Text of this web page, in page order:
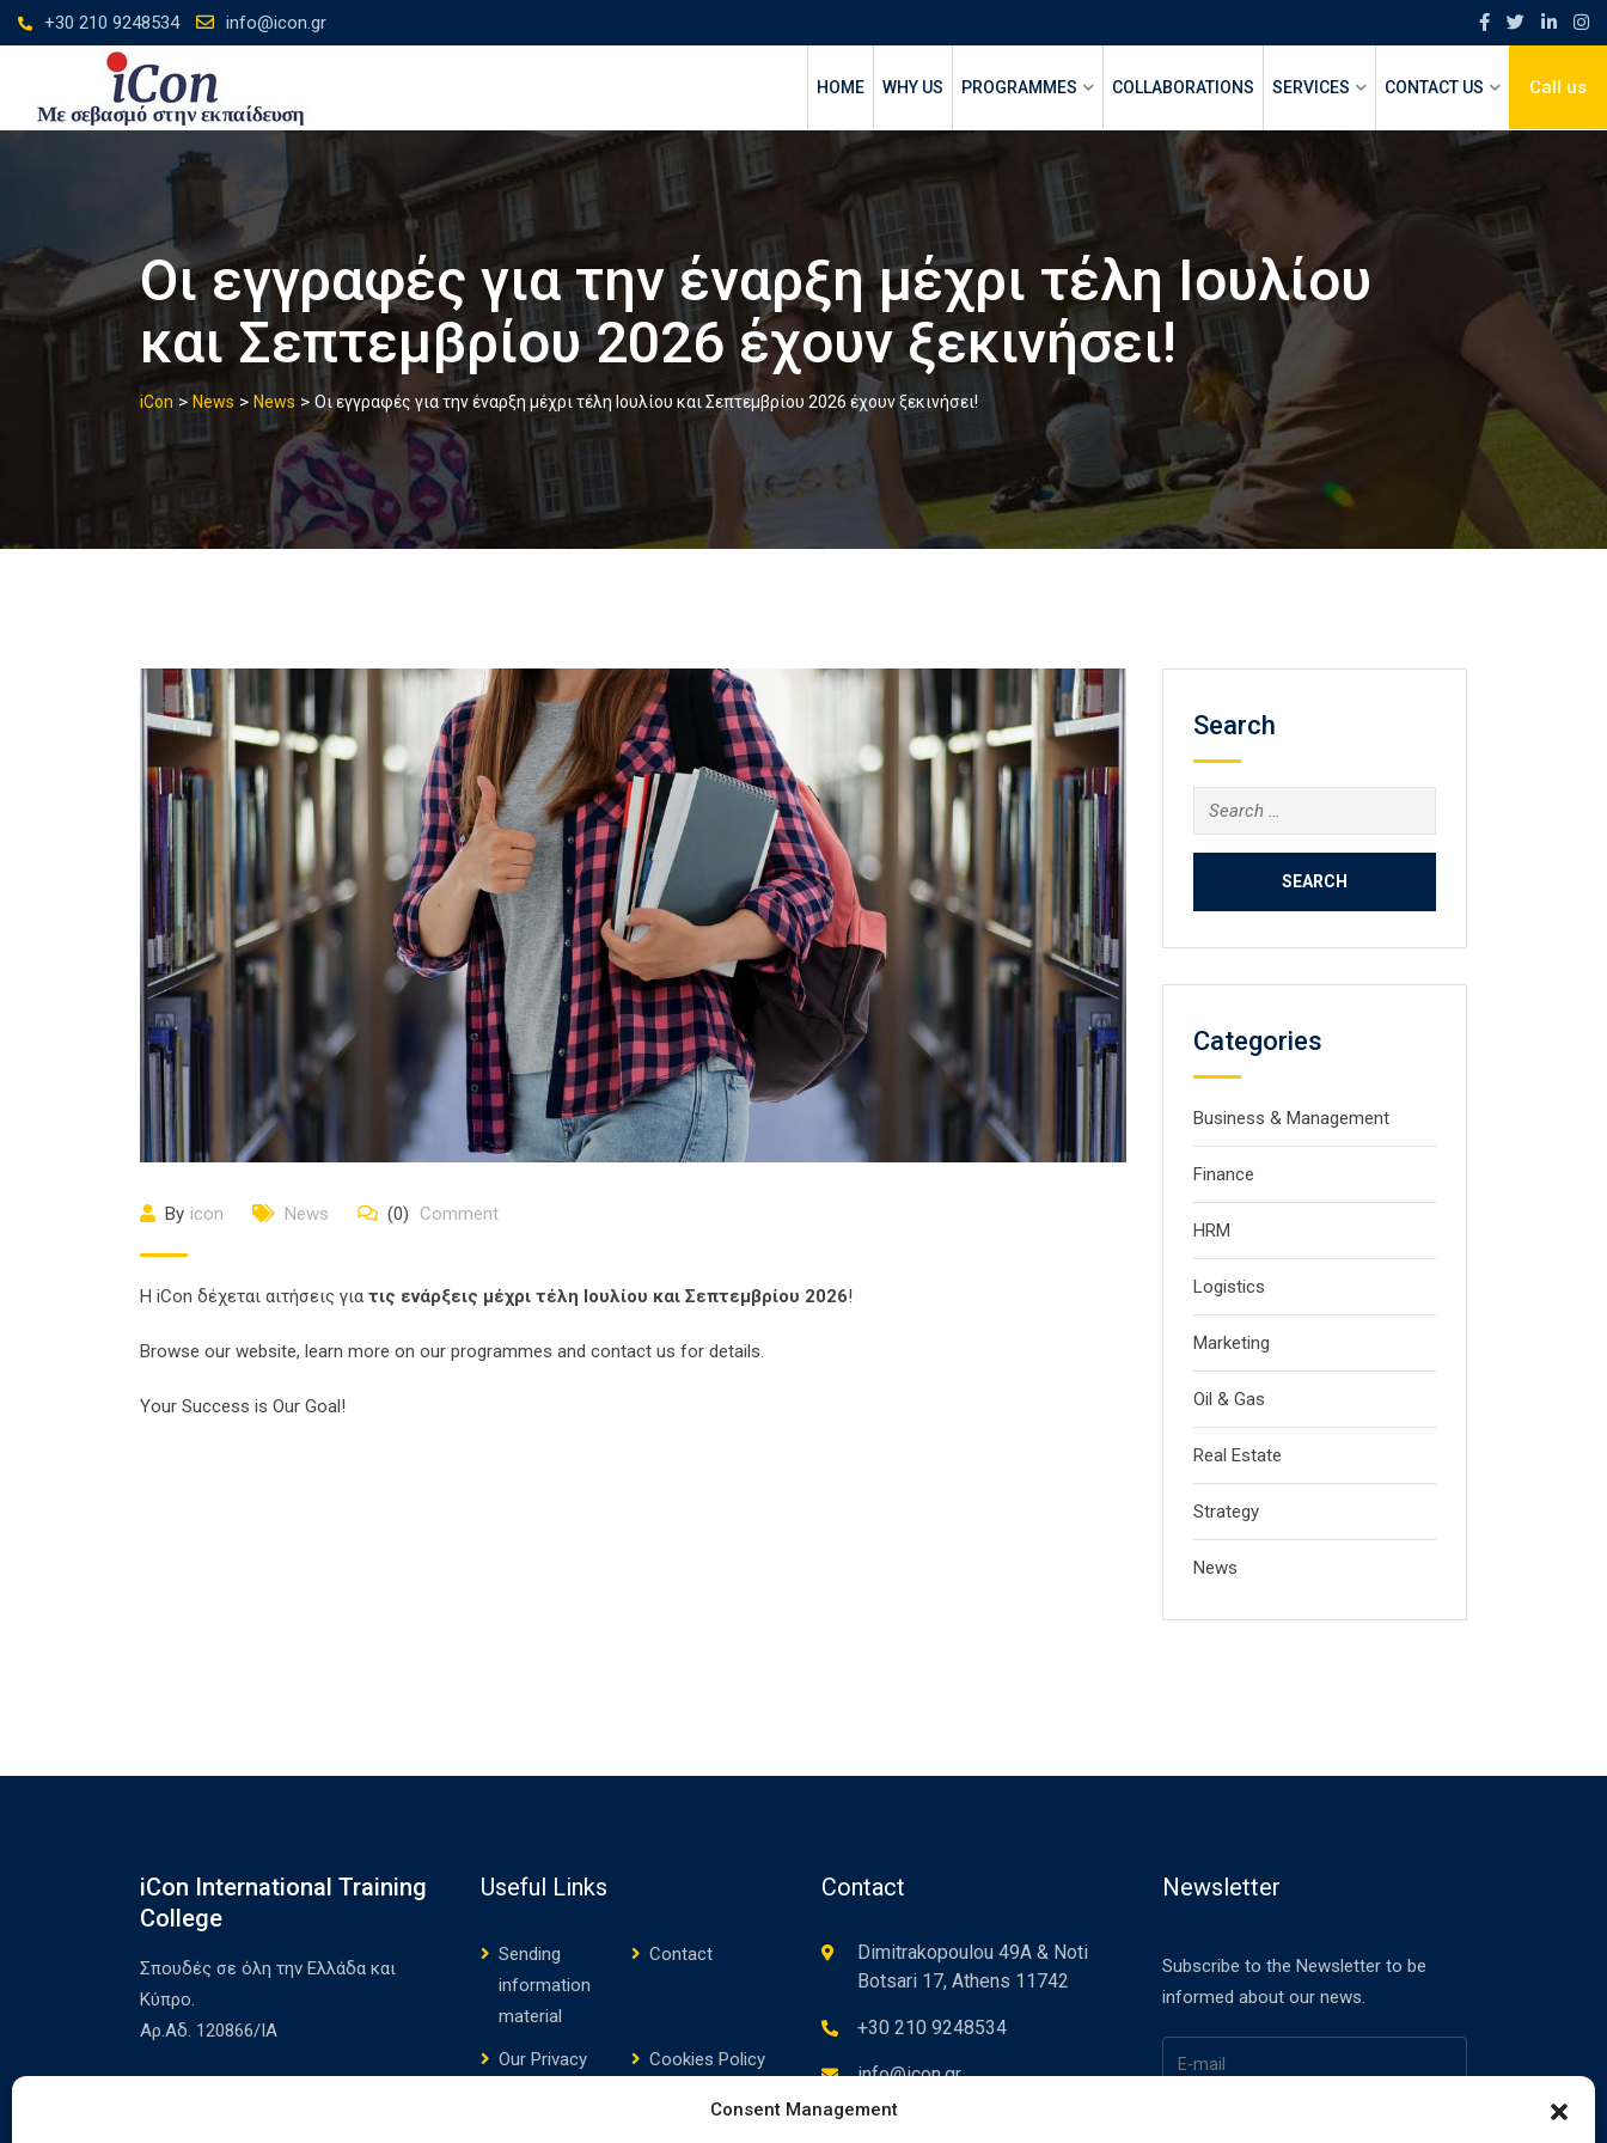
Consent Management
Skip
to
+30 210 9248534 info@icon.gr
Call us
HOME WHY US PROGRAMMES COLLABORATIONS SERVICES CONTACT US
Οι εγγραφές για την έναρξη μέχρι τέλη Ιουλίου
και Σεπτεμβρίου 2026 έχουν ξεκινήσει!
iCon > News > News > Οι εγγραφές για την έναρξη μέχρι τέλη Ιουλίου και Σεπτεμβρίου 2026 έχουν ξεκινήσει!
By icon News (0) Comment
Η iCon δέχεται αιτήσεις για τις ενάρξεις μέχρι τέλη Ιουλίου και Σεπτεμβρίου 2026!
Browse our website, learn more on our programmes and contact us for details.
Your Success is Our Goal!
Search
Search
for:
Categories
Business & Management
Finance
HRM
Logistics
Marketing
Oil & Gas
Real Estate
Strategy
News
iCon International Training
College
Σπουδές σε όλη την Ελλάδα και
Κύπρο.
Αρ.Αδ. 120866/ΙΑ
Useful Links
Sending
information
material
Contact
Our Privacy
Cookies Policy
Contact
Dimitrakopoulou 49A & Noti
Botsari 17, Athens 11742
+30 210 9248534
info@icon.gr
Newsletter
Subscribe to the Newsletter to be
informed about our news.